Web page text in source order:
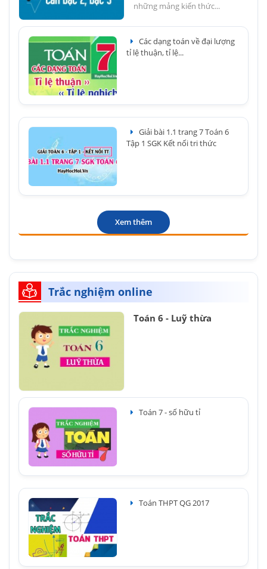
những mảng kiến thức...
Các dạng toán về đại lượng
tỉ lệ thuận, tỉ lệ...
Giải bài 1.1 trang 7 Toán 6
Tập 1 SGK Kết nối tri thức
Xem thêm
Trắc nghiệm online
Toán 6 - Luỹ thừa
Toán 7 - số hữu tỉ
Toán THPT QG 2017